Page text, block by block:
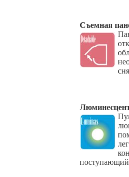
Съемная
поступающий